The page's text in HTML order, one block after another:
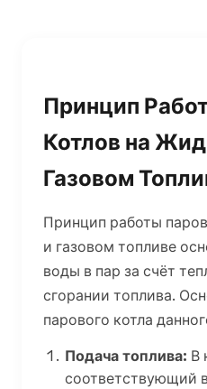
Принцип
Котлов на
Газовом
Принцип работы
и газовом топливе
воды в пар за счёт
сгорании топлива.
парового котла
Подача топлива: В
соответствующий